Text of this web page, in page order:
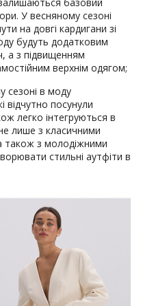
У весняному сезоні
на довгі кардигани зі
будуть додатковим
а з підвищенням
верхнім одягом;
сезоні в моду
відчутно посунули
легко інтегруються в
лише з класичними
також з молодіжними
стильні аутфіти в